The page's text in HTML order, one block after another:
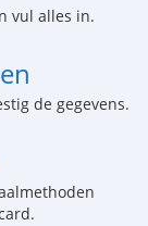
vul alles in.
de gegevens.